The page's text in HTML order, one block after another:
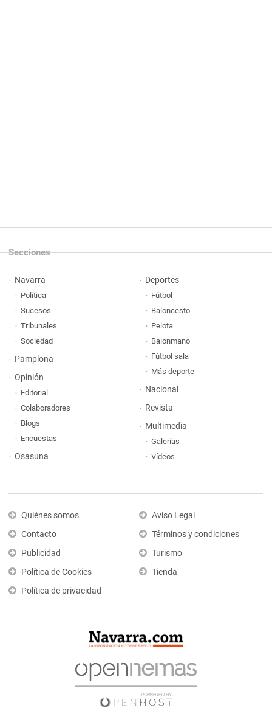
Secciones
Navarra
Política
Sucesos
Tribunales
Sociedad
Pamplona
Opinión
Editorial
Colaboradores
Blogs
Encuestas
Osasuna
Deportes
Fútbol
Baloncesto
Pelota
Balonmano
Fútbol sala
Más deporte
Nacional
Revista
Multimedia
Galerías
Vídeos
Quiénes somos
Contacto
Publicidad
Política de Cookies
Política de privacidad
Aviso Legal
Términos y condiciones
Turismo
Tienda